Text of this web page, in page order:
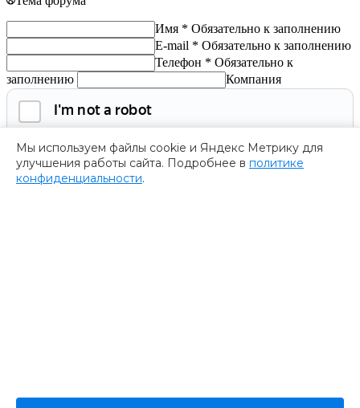
Мы используем файлы cookie и Яндекс Метрику для
улучшения работы сайта. Подробнее в политике
конфиденциальности.
Имя * Обязательно к заполнению
E-mail * Обязательно к заполнению
Телефон * Обязательно к
заполнению
Компания
В случае возникновения дополнительных вопросов